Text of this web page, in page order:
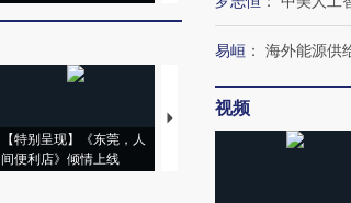
【特别呈现】《东莞，人
间便利店》倾情上线
【推广】走进第四届链博
会，让数智科技“链”接产
易峘 ： 海外能源供
视频